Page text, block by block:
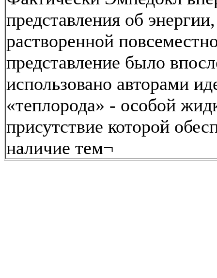
представления об энергии,
растворенной
представление было
использовано авторами
«теплорода» - особой
присутствие которой
наличие тем¬